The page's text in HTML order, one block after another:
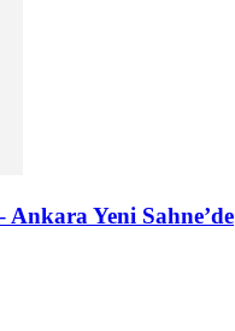
Ankara Yeni Sahne’de